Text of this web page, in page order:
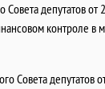
депутатов от
контроле в
Совета депутатов